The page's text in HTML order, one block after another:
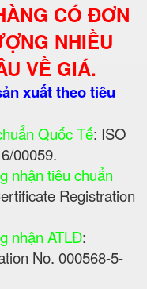
CÓ ĐƠN
NHIỀU
VỀ GIÁ.
xuất theo tiêu
Quốc Tế: ISO
00059.
nhận tiêu chuẩn
Registration
nhận ATLĐ:
No. 000568-5-